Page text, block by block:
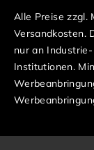
Alle Preise zzgl.
Versandkosten.
nur an
Institutionen.